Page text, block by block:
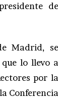
de
Madrid, se
lo llevo a
por la
Conferencia